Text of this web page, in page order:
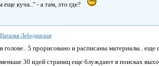
еще куча.." - а там, это где?
Наталья Лебединская
в голове.. 5 прорисовано и расписаны материалы..
меньше 30 идей страниц еще блуждают в поисках